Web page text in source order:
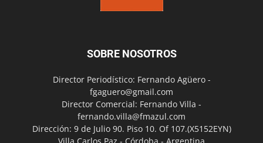
SOBRE NOSOTROS
Director Periodístico: Fernando Agüero -
fgaguero@gmail.com
Director Comercial: Fernando Villa -
fernando.villa@fmazul.com
Dirección: 9 de Julio 90. Piso 10. Of 107.(X5152EYN)